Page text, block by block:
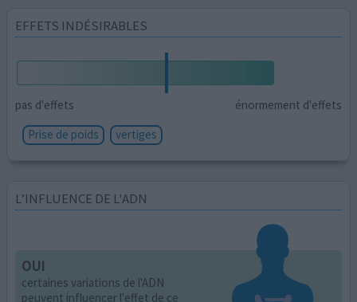
EFFETS INDÉSIRABLES
pas d'effets
énormement d'effets
Prise de poids
vertiges
L’INFLUENCE DE L'ADN
OUI
certaines variations de l'ADN
peuvent influencer l'effet de ce